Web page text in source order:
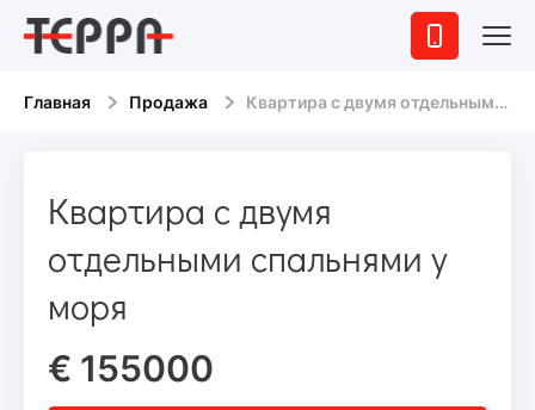
Главная Продажа Квартира с двумя отдельными спальнями у моря
Квартира с двумя
отдельными спальнями у
моря
€ 155000